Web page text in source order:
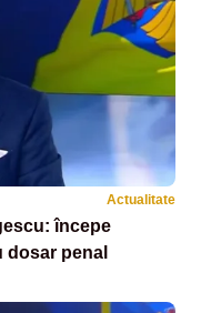
Actualitate
începe
dosar penal